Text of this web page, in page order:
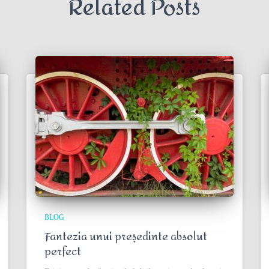
BLOG
Fantezia unui președinte absolut
perfect